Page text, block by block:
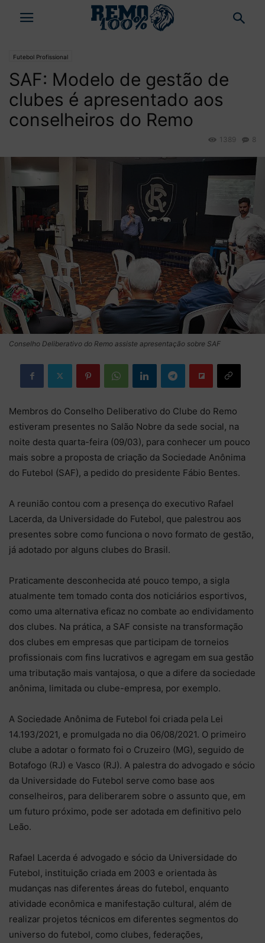
Futebol Profissional
SAF: Modelo de gestão de
clubes é apresentado aos
conselheiros do Remo
8
1389
Conselho Deliberativo do Remo assiste apresentação sobre SAF
Membros do Conselho Deliberativo do Clube do Remo
estiveram presentes no Salão Nobre da sede social, na
noite desta quarta-feira (09/03), para conhecer um pouco
mais sobre a proposta de criação da Sociedade Anônima
do Futebol (SAF), a pedido do presidente Fábio Bentes.
A reunião contou com a presença do executivo Rafael
Lacerda, da Universidade do Futebol, que palestrou aos
presentes sobre como funciona o novo formato de gestão,
já adotado por alguns clubes do Brasil.
Praticamente desconhecida até pouco tempo, a sigla
atualmente tem tomado conta dos noticiários esportivos,
como uma alternativa eficaz no combate ao endividamento
dos clubes. Na prática, a SAF consiste na transformação
dos clubes em empresas que participam de torneios
profissionais com fins lucrativos e agregam em sua gestão
uma tributação mais vantajosa, o que a difere da sociedade
anônima, limitada ou clube-empresa, por exemplo.
A Sociedade Anônima de Futebol foi criada pela Lei
14.193/2021, e promulgada no dia 06/08/2021. O primeiro
clube a adotar o formato foi o Cruzeiro (MG), seguido de
Botafogo (RJ) e Vasco (RJ). A palestra do advogado e sócio
da Universidade do Futebol serve como base aos
conselheiros, para deliberarem sobre o assunto que, em
um futuro próximo, pode ser adotada em definitivo pelo
Leão.
Rafael Lacerda é advogado e sócio da Universidade do
Futebol, instituição criada em 2003 e orientada às
mudanças nas diferentes áreas do futebol, enquanto
atividade econômica e manifestação cultural, além de
realizar projetos técnicos em diferentes segmentos do
universo do futebol, como clubes, federações,